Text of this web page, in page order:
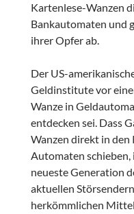
Kartenlese-Wanzen
Bankautomaten und
ihrer Opfer ab.
Der US-
Geldinstitute vor
Wanze in
entdecken sei. Dass
Wanzen direkt in
Automaten schieben,
neueste Generation
aktuellen
herkömmlichen